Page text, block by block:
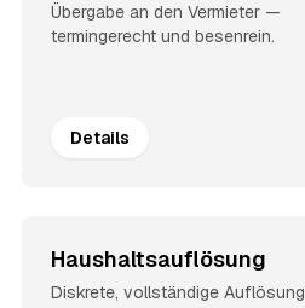
Übergabe an den Vermieter —
termingerecht und besenrein.
Details
Haushaltsauflösung
Diskrete, vollständige Auflösung